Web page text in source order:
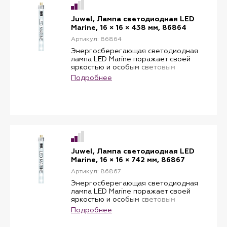
более эффективным и естественным.
Тип: морской
Длина: 742 мм
Мощность: 19 W
Juwel, Лампа cветодиодная LED
Marine, 16 × 16 × 438 мм, 86864
Артикул: 86864
Энергосберегающая светодиодная
лампа LED Marine поражает своей
яркостью и особым световым
спектром, имитирующим условия
освещения кораллового рифа.
В комбинации с лампой Juwel LED
BLUE освещение в аквариуме будет
более эффективным и естественным.
Температура: 14000 К
Тип: морской
Длина: 438 мм
Мощность: 12 W
Подробнее
Juwel, Лампа cветодиодная LED
Marine, 16 × 16 × 742 мм, 86867
Артикул: 86867
Энергосберегающая светодиодная
лампа LED Marine поражает своей
яркостью и особым световым
спектром, имитирующим условия
освещения кораллового рифа.
Подробнее